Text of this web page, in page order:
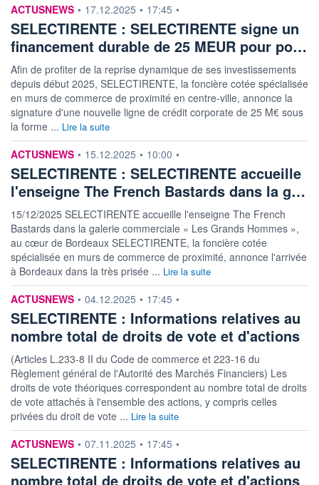
information fournie par
ACTUSNEWS • 17.12.2025 • 17:45 •
SELECTIRENTE : SELECTIRENTE signe un
financement durable de 25 MEUR pour po…
Afin de profiter de la reprise dynamique de ses investissements
depuis début 2025, SELECTIRENTE, la foncière cotée spécialisée
en murs de commerce de proximité en centre-ville, annonce la
signature d'une nouvelle ligne de crédit corporate de 25 M€ sous
la forme ... Lire la suite
information fournie par
ACTUSNEWS • 15.12.2025 • 10:00 •
SELECTIRENTE : SELECTIRENTE accueille
l'enseigne The French Bastards dans la g…
15/12/2025 SELECTIRENTE accueille l'enseigne The French
Bastards dans la galerie commerciale « Les Grands Hommes »,
au cœur de Bordeaux SELECTIRENTE, la foncière cotée
spécialisée en murs de commerce de proximité, annonce l'arrivée
à Bordeaux dans la très prisée ... Lire la suite
information fournie par
ACTUSNEWS • 04.12.2025 • 17:45 •
SELECTIRENTE : Informations relatives au
nombre total de droits de vote et d'actions
(Articles L.233-8 II du Code de commerce et 223-16 du
Règlement général de l'Autorité des Marchés Financiers) Les
droits de vote théoriques correspondent au nombre total de droits
de vote attachés à l'ensemble des actions, y compris celles
privées du droit de vote ... Lire la suite
information fournie par
ACTUSNEWS • 07.11.2025 • 17:45 •
SELECTIRENTE : Informations relatives au
nombre total de droits de vote et d'actions